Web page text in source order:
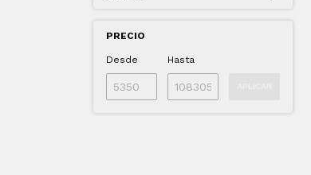
PRECIO
Desde Hasta